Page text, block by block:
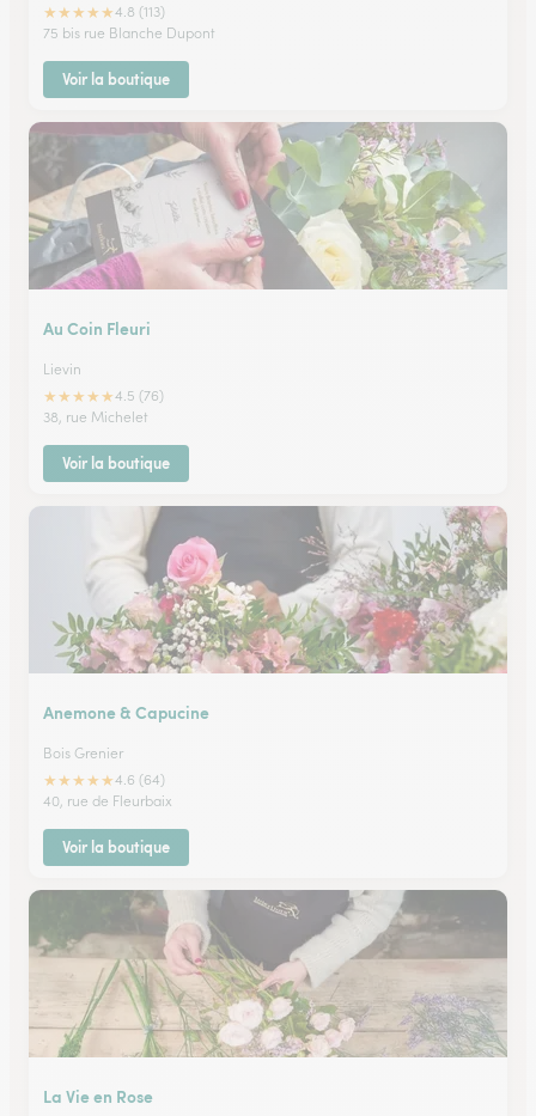
★★★★★4.8 (113)
75 bis rue Blanche Dupont
Voir la boutique
Au Coin Fleuri
Lievin
★★★★★4.5 (76)
38, rue Michelet
Voir la boutique
Anemone & Capucine
Bois Grenier
★★★★★4.6 (64)
40, rue de Fleurbaix
Voir la boutique
La Vie en Rose